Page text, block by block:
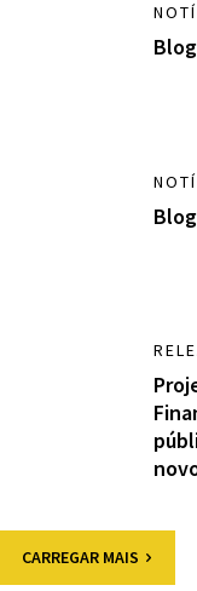
CARREGAR MAIS